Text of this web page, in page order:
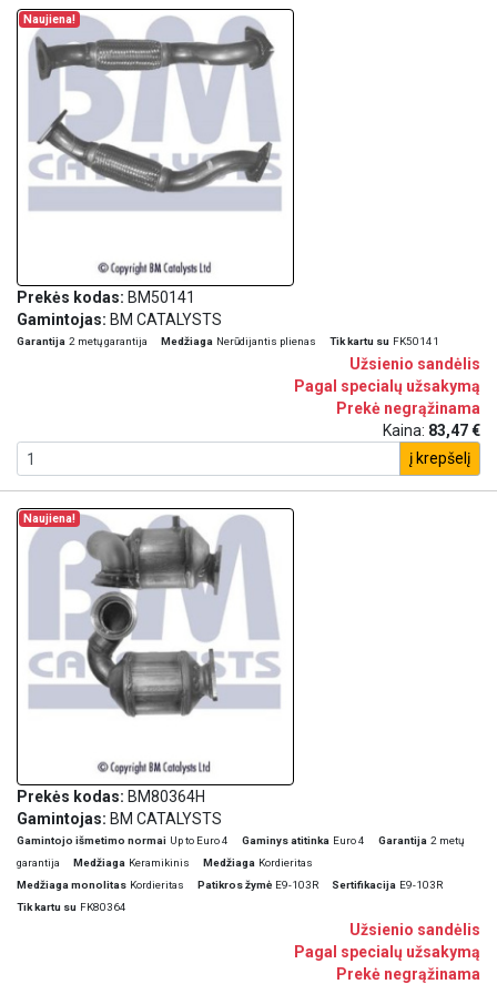
Naujiena!
Prekės kodas: BM50141
Gamintojas: BM CATALYSTS
Garantija 2 metų garantija Medžiaga Nerūdijantis plienas Tik kartu su FK50141
Užsienio sandėlis
Pagal specialų užsakymą
Prekė negrąžinama
Kaina: 83,47 €
į krepšelį
Naujiena!
Prekės kodas: BM80364H
Gamintojas: BM CATALYSTS
Gamintojo išmetimo normai Up to Euro 4 Gaminys atitinka Euro 4 Garantija 2 metų
garantija
Medžiaga Keramikinis Medžiaga Kordieritas
Medžiaga monolitas Kordieritas Patikros žymė E9-103R Sertifikacija E9-103R
Tik kartu su FK80364
Užsienio sandėlis
Pagal specialų užsakymą
Prekė negrąžinama